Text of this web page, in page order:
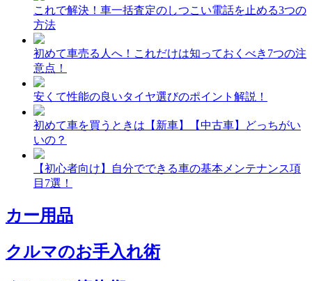
これで解決！車一括査定のしつこい電話を止める3つの
方法
初めて車売る人へ！これだけは知っておくべき7つの注
意点！
安くて性能の良いタイヤ選びのポイント解説！
初めて車を買うときは【新車】【中古車】どっちがい
いの？
【初心者向け】自分でできる車の基本メンテナンス項
目7選！
カー用品
クルマのお手入れ術